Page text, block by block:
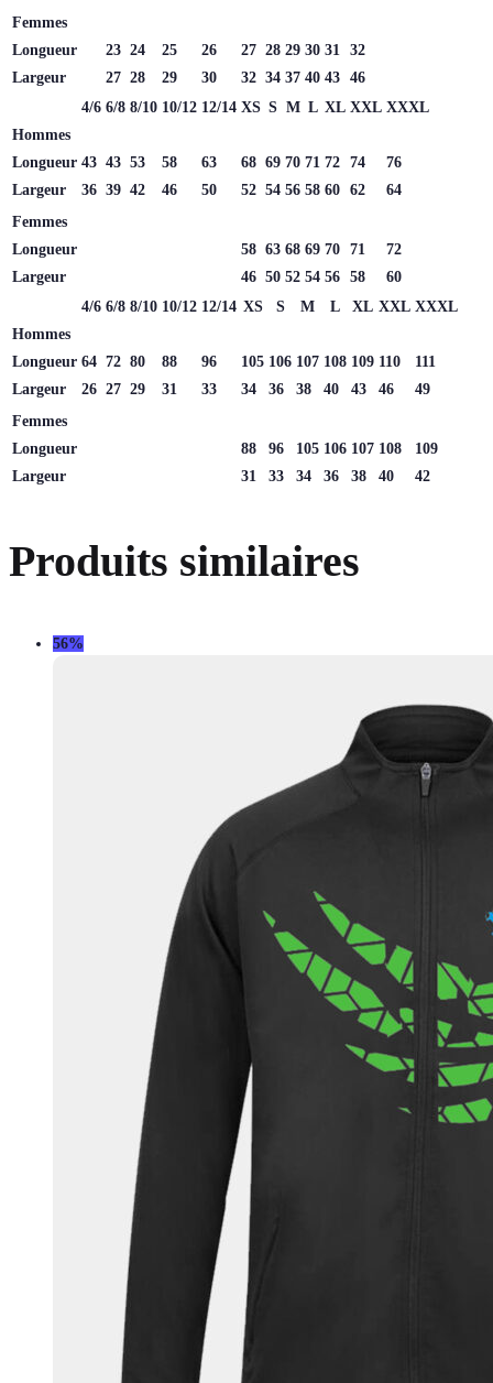
Femmes
Longueur
23 24 25 26 27 28 29 30 31
32
Largeur
27 28 29 30 32 34 37 40 43 46
4/6 6/8 8/10 10/12 12/14 XS S M L XL XXL XXXL
Hommes
Longueur 43 43 53 58 63 68 69 70 71 72 74
76
Largeur
36 39 42 46 50 52 54 56 58 60 62
64
Femmes
Longueur
58 63 68 69 70 71
72
Largeur
46 50 52 54 56 58
60
4/6 6/8 8/10 10/12 12/14 XS S M L XL XXL XXXL
Hommes
Longueur 64 72 80 88 96 105 106 107 108 109 110
111
Largeur
26 27 29 31 33 34 36 38 40 43 46
49
Femmes
Longueur
88 96 105 106 107 108
109
Largeur
31 33 34 36 38 40 42
Produits similaires
56%